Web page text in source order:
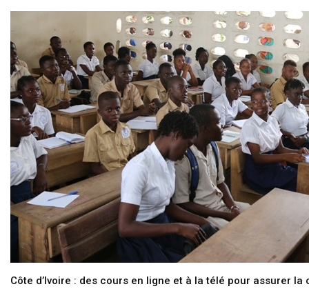
Côte d’Ivoire : des cours en ligne et à la télé pour assurer la